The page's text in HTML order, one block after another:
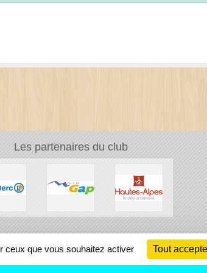
Les partenaires du club
ceux que vous souhaitez activer Tout